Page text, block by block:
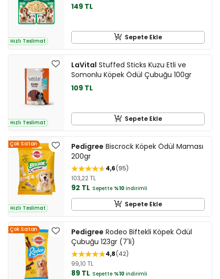
Hızlı Teslimat
149 TL
Sepete Ekle
Hızlı Teslimat
LaVital Stuffed Sticks Kuzu Etli ve
Somonlu Köpek Ödül Çubuğu 100gr
109 TL
Sepete Ekle
Çok Satan
Hızlı Teslimat
Pedigree Biscrock Köpek Ödül Maması
200gr
4,6 95
103,22 TL
92 TL Sepette %10 indirimli
Sepete Ekle
Çok Satan Pedigree Rodeo Biftekli Köpek Ödül
Çubuğu 123gr (7'li)
4,8 42
99,10 TL
89 TL Sepette %10 indirimli